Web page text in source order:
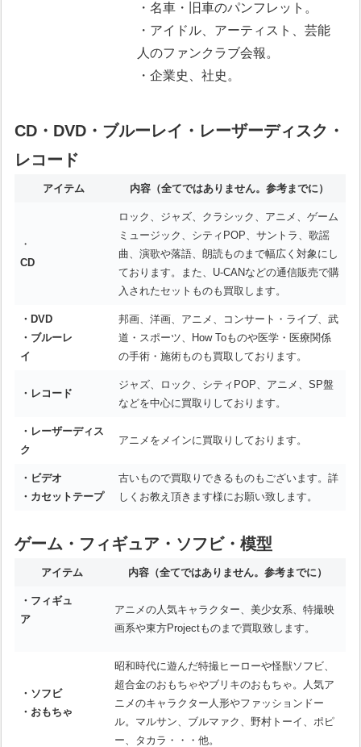
・名車・旧車のパンフレット。
・アイドル、アーティスト、芸能
人のファンクラブ会報。
・企業史、社史。
CD・DVD・ブルーレイ・レーザーディスク・
レコード
アイテム 内容 （全てではありません。参考までに）
・
CD
ロック、ジャズ、クラシック、アニメ、ゲーム
ミュージック、シティPOP、サントラ、歌謡
曲、演歌や落語、朗読ものまで幅広く対象にし
ております。また、U-CANなどの通信販売で購
入されたセットものも買取します。
・DVD
・ブルーレ
イ
邦画、洋画、アニメ、コンサート・ライブ、武
道・スポーツ、How Toものや医学・医療関係
の手術・施術ものも買取しております。
・レコード
ジャズ、ロック、シティPOP、アニメ、SP盤
などを中心に買取りしております。
・レーザーディス
ク
アニメをメインに買取りしております。
・ビデオ
・カセットテープ
古いもので買取りできるものもございます。詳
しくお教え頂きます様にお願い致します。
ゲーム・フィギュア・ソフビ・模型
アイテム 内容（全てではありません。参考までに）
・フィギュ
ア
アニメの人気キャラクター、美少女系、特撮映
画系や東方Projectものまで買取致します。
・ソフビ
・おもちゃ
昭和時代に遊んだ特撮ヒーローや怪獣ソフビ、
超合金のおもちゃやブリキのおもちゃ。人気ア
ニメのキャラクター人形やファッションドー
ル。マルサン、ブルマァク、野村トーイ、ポピ
ー、タカラ・・・他。